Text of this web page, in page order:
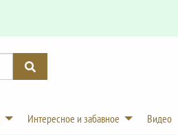
Интересное и забавное Видео